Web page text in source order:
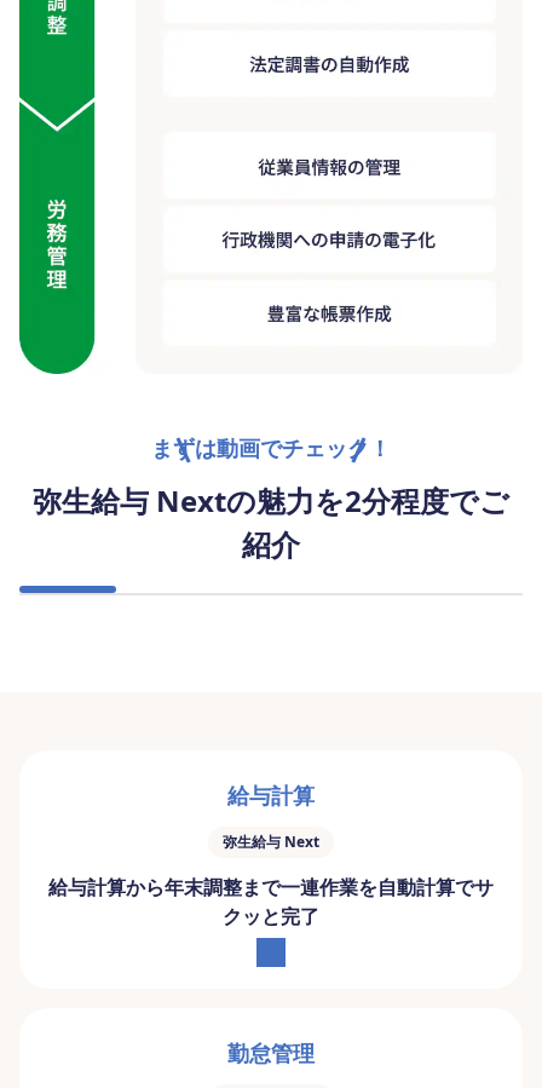
まずは動画でチェック！
弥生給与 Nextの魅力を2分程度でご
紹介
給与計算
弥生給与 Next
給与計算から年末調整まで一連作業を自動計算でサ
クッと完了
勤怠管理